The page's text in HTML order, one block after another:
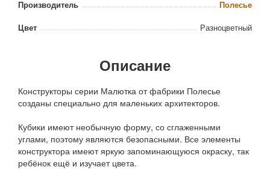
Производитель
Полесье
Цвет
Разноцветный
Описание
Конструкторы серии Малютка от фабрики Полесье
созданы специально для маленьких архитекторов.
Кубики имеют необычную форму, со сглаженными
углами, поэтому являются безопасными. Все элементы
конструктора имеют яркую запоминающуюся окраску, так
ребёнок ещё и изучает цвета.